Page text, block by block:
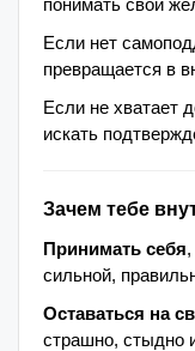
понимать свои
Если нет
превращается в
Если не хватает
искать
Зачем тебе
Принимать себя
сильной,
Оставаться на
страшно, стыдно